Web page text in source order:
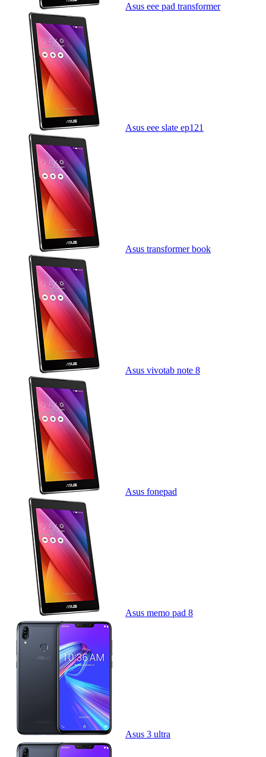
Asus eee pad transformer
Asus eee slate ep121
Asus transformer book
Asus vivotab note 8
Asus fonepad
Asus memo pad 8
Asus 3 ultra